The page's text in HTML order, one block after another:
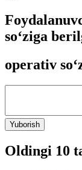
so‘ziga
operativ
Yuborish
Oldingi 10